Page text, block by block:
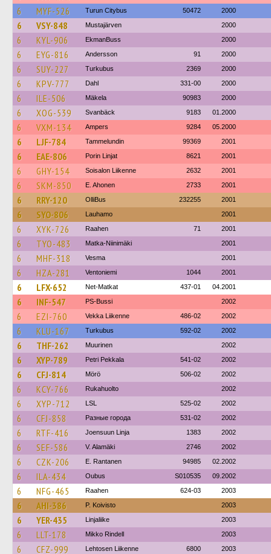
6 MYF-526 Turun Citybus 50472 2000
6 VSY-848 Mustajärven 2000
6 KYL-906 EkmanBuss 2000
6 EYG-816 Andersson 91 2000
6 SUY-227 Turkubus 2369 2000
6 KPV-777 Dahl 331-00 2000
6 ILE-506 Mäkela 90983 2000
6 XOG-539 Svanbäck 9183 01.2000
6 VXM-134 Ampers 9284 05.2000
6 LJF-784 Tammelundin 99369 2001
6 EAE-806 Porin Linjat 8621 2001
6 GHY-154 Soisalon Liikenne 2632 2001
6 SKM-850 E. Ahonen 2733 2001
6 RRY-120 OlliBus 232255 2001
6 SYO-806 Lauhamo 2001
6 XYK-726 Raahen 71 2001
6 TYO-483 Matka-Niinimäki 2001
6 MHF-318 Vesma 2001
6 HZA-281 Ventoniemi 1044 2001
6 LFX-652 Net-Matkat 437-01 04.2001
6 INF-547 PS-Bussi 2002
6 EZI-760 Vekka Liikenne 486-02 2002
6 KLU-167 Turkubus 592-02 2002
6 THF-262 Muurinen 2002
6 XYP-789 Petri Pekkala 541-02 2002
6 CFJ-814 Mörö 506-02 2002
6 KCY-766 Rukahuolto 2002
6 XYP-712 LSL 525-02 2002
6 CFJ-858 Разные города 531-02 2002
6 RTF-416 Joensuun Linja 1383 2002
6 SEF-586 V. Alamäki 2746 2002
6 CZK-206 E. Rantanen 94985 02.2002
6 ILA-434 Oubus S010535 09.2002
6 NFG-465 Raahen 624-03 2003
6 AHI-386 P. Koivisto 2003
6 YER-435 Linjaliike 2003
6 LLT-178 Mikko Rindell 2003
6 CFZ-999 Lehtosen Liikenne 6800 2003